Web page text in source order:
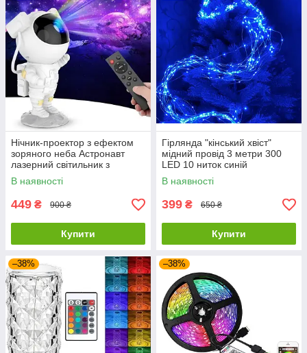
Нічник-проектор з ефектом
зоряного неба Астронавт
лазерний світильник з
пультом та таймером
В наявності
449 ₴ 900 ₴
Купити
Гірлянда "кінський хвіст"
мідний провід 3 метри 300
LED 10 ниток синій
В наявності
399 ₴ 650 ₴
Купити
–38% –38%